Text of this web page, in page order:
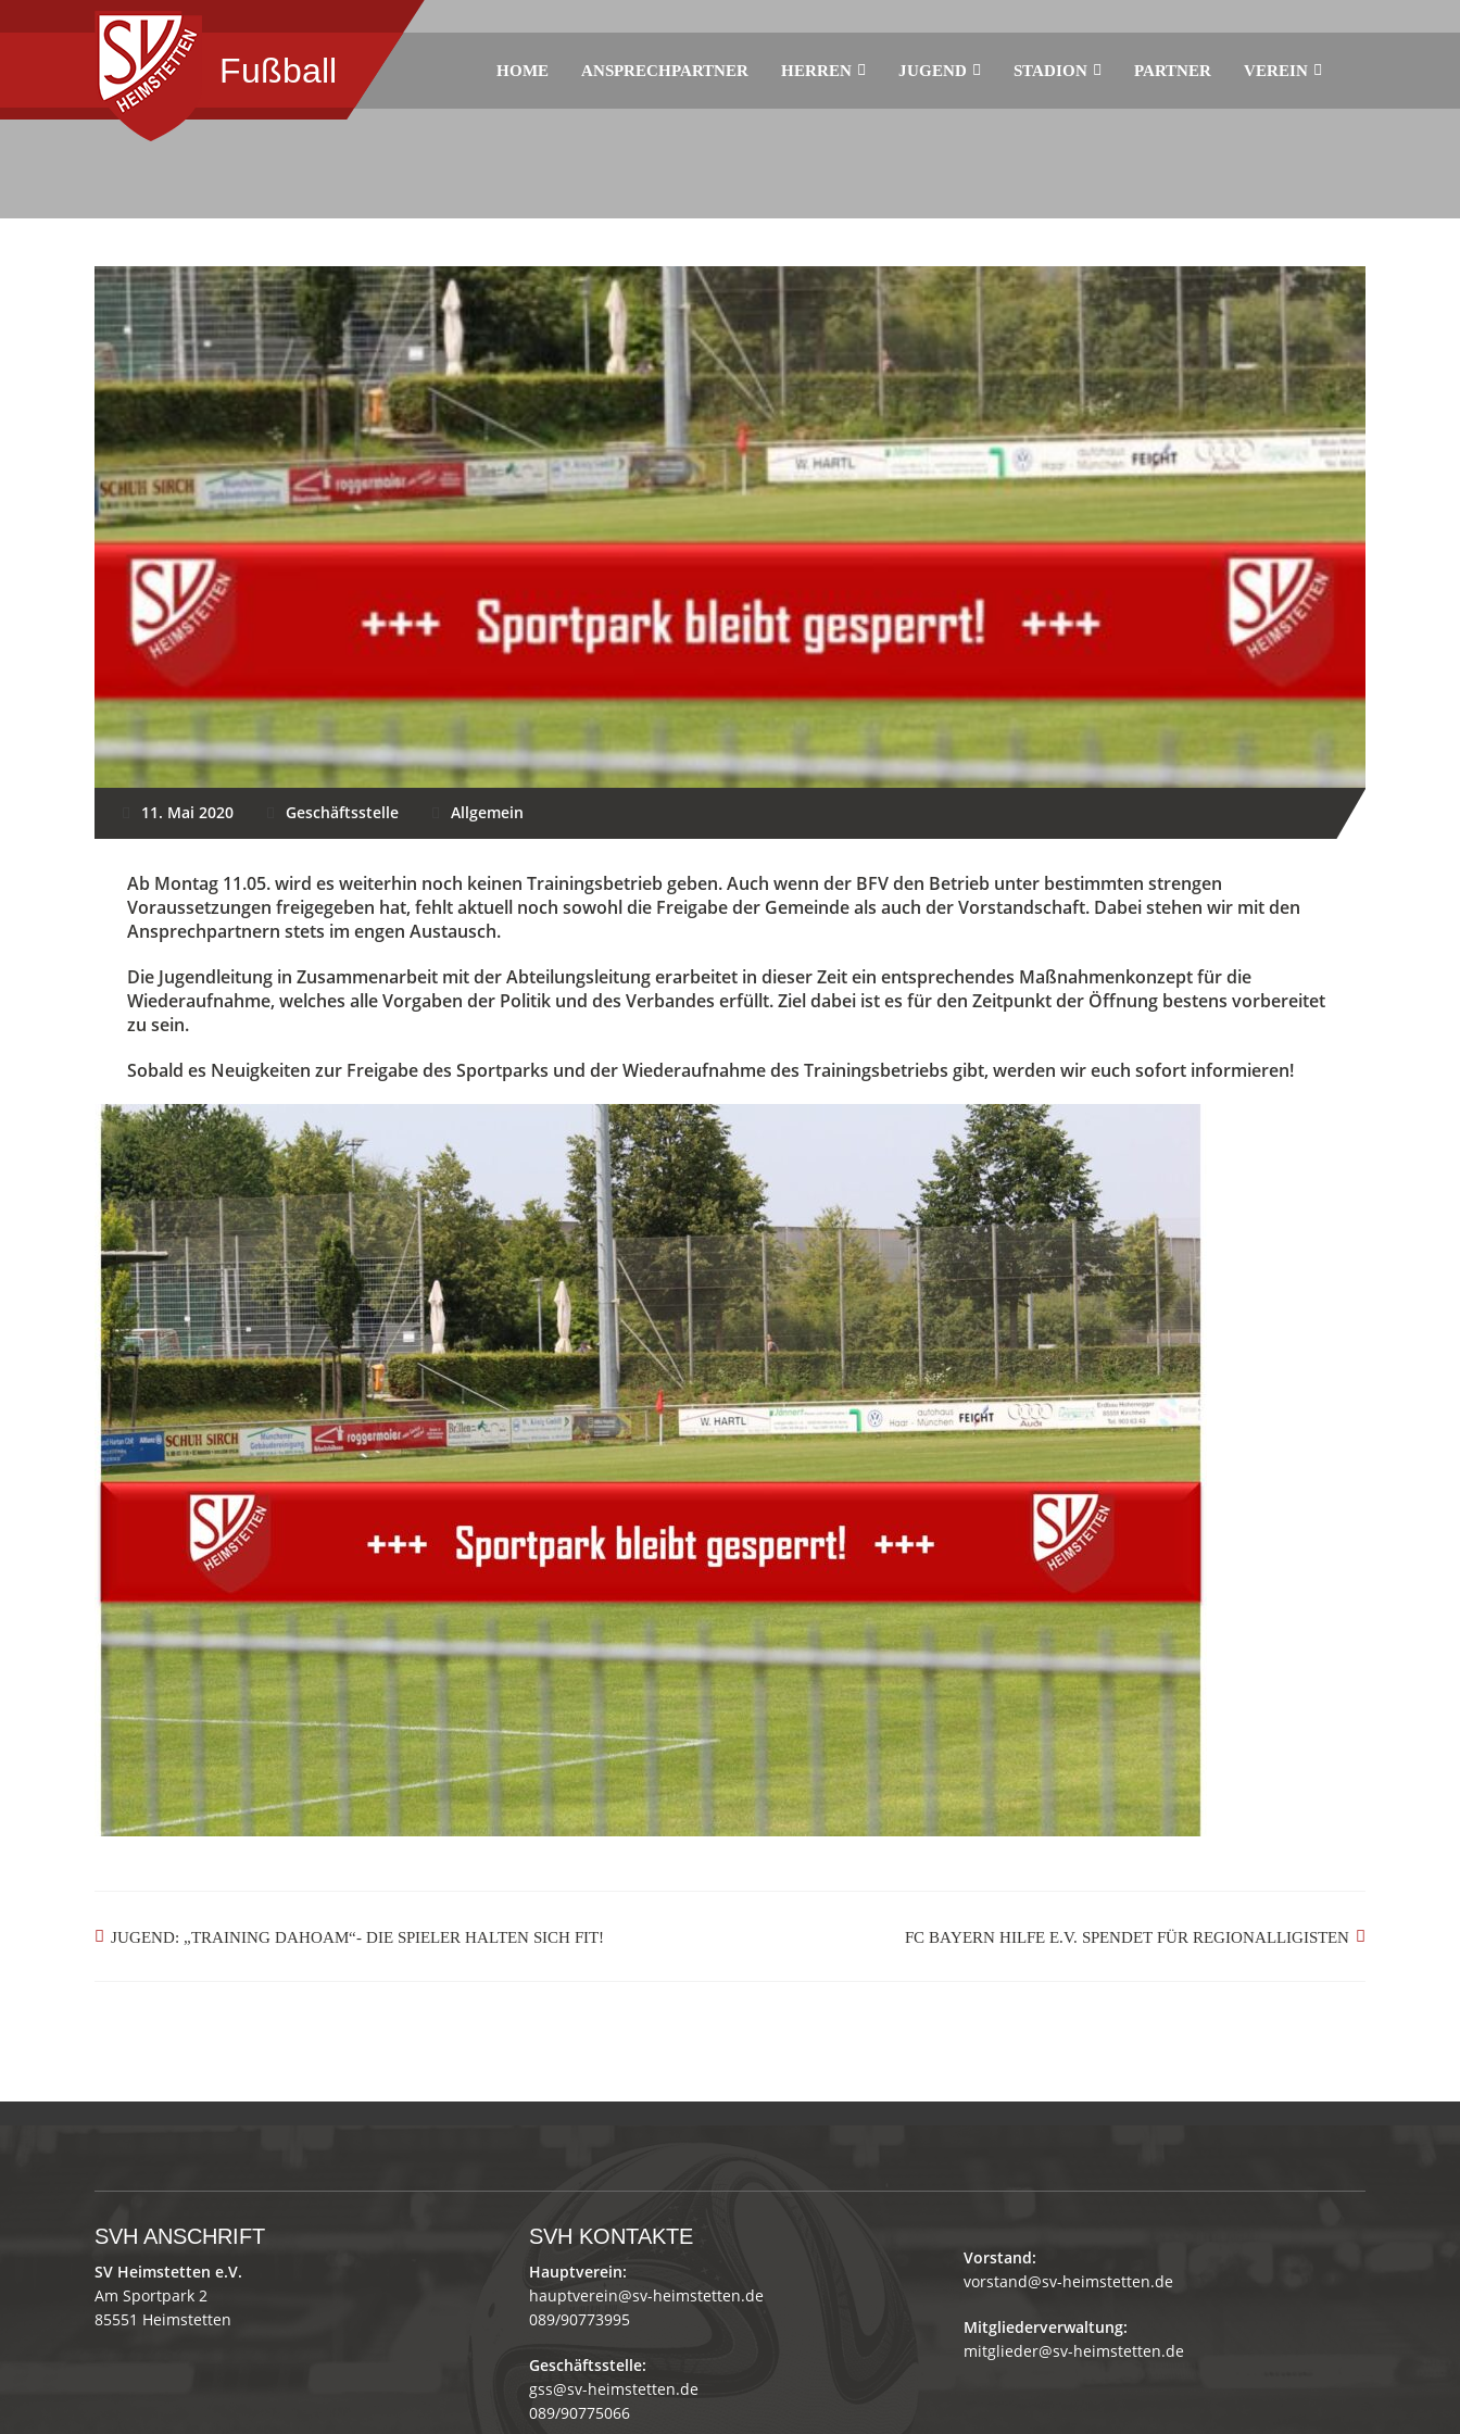
Fußball HOME ANSPRECHPARTNER HERREN JUGEND STADION PARTNER VEREIN
11. Mai 2020 Geschäftsstelle Allgemein
Ab Montag 11.05. wird es weiterhin noch keinen Trainingsbetrieb geben. Auch wenn der BFV den Betrieb unter bestimmten strengen
Voraussetzungen freigegeben hat, fehlt aktuell noch sowohl die Freigabe der Gemeinde als auch der Vorstandschaft. Dabei stehen wir mit den
Ansprechpartnern stets im engen Austausch.
Die Jugendleitung in Zusammenarbeit mit der Abteilungsleitung erarbeitet in dieser Zeit ein entsprechendes Maßnahmenkonzept für die
Wiederaufnahme, welches alle Vorgaben der Politik und des Verbandes erfüllt. Ziel dabei ist es für den Zeitpunkt der Öffnung bestens vorbereitet
zu sein.
Sobald es Neuigkeiten zur Freigabe des Sportparks und der Wiederaufnahme des Trainingsbetriebs gibt, werden wir euch sofort informieren!
JUGEND: „TRAINING DAHOAM“- DIE SPIELER HALTEN SICH FIT! FC BAYERN HILFE E.V. SPENDET FÜR REGIONALLIGISTEN
SVH ANSCHRIFT
SV Heimstetten e.V.
Am Sportpark 2
85551 Heimstetten
SVH KONTAKTE
Hauptverein:
hauptverein@sv-heimstetten.de
089/90773995
Geschäftsstelle:
gss@sv-heimstetten.de
089/90775066
Vorstand:
vorstand@sv-heimstetten.de
Mitgliederverwaltung:
mitglieder@sv-heimstetten.de